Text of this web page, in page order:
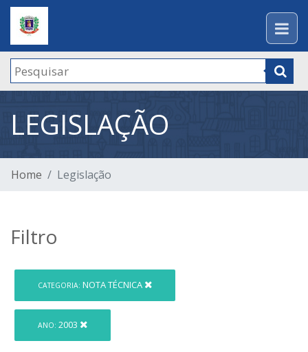
LEGISLAÇÃO
Home Legislação
Filtro
CATEGORIA: NOTA TÉCNICA
ANO: 2003